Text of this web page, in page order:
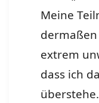
Meine
extrem
dass ich
überstehe.